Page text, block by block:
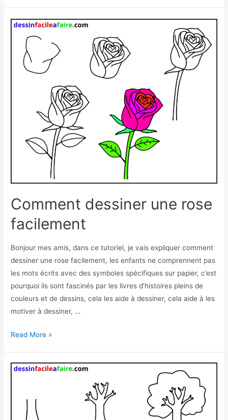
chaussure
Comment dessiner une rose
facilement
Bonjour mes amis, dans ce tutoriel, je vais expliquer comment
dessiner une rose facilement, les enfants ne comprennent pas
les mots écrits avec des symboles spécifiques sur papier, c’est
pourquoi ils sont fascinés par les livres d’histoires pleins de
couleurs et de dessins, cela les aide à dessiner, cela aide à les
motiver à dessiner, …
Comment
rose
Read More »